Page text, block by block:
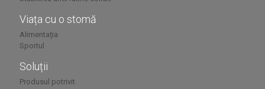
Viața cu o stomă
Alimentația
Sportul
Soluții
Produsul potrivit